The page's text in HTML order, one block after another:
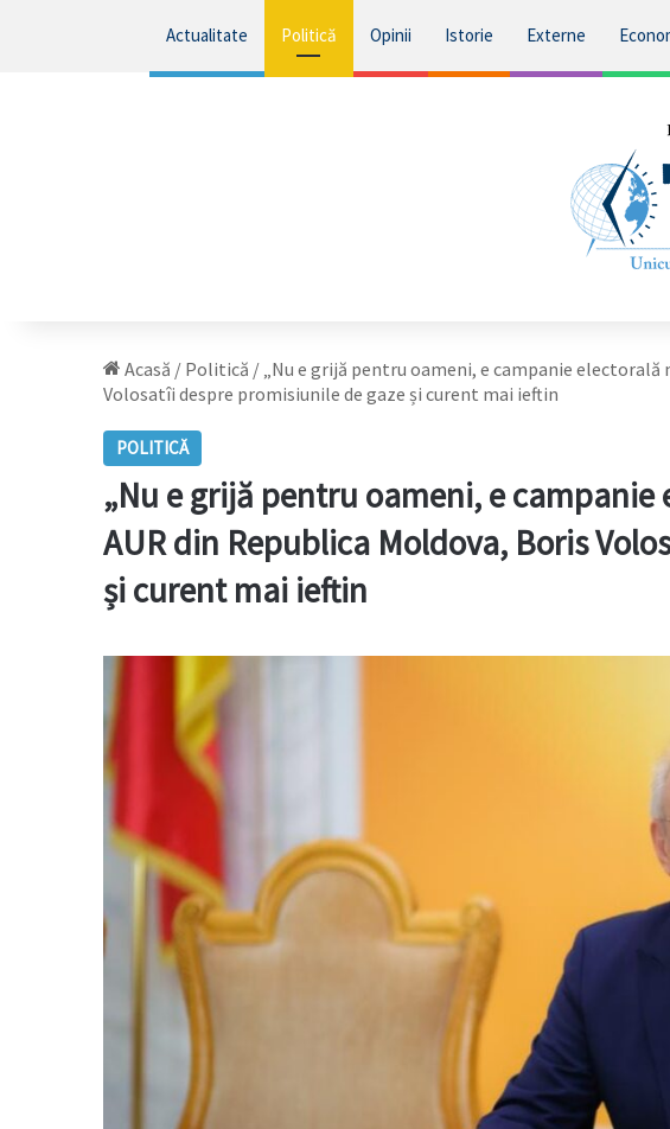
Actualitate Politică Opinii Istorie Externe
Acasă / Politică / „Nu e grijă pentru oameni, e campanie electorală
Volosatîi despre promisiunile de gaze și curent mai ieftin
POLITICĂ
„Nu e grijă pentru oameni, e
AUR din Republica Moldova, Boris
și curent mai ieftin